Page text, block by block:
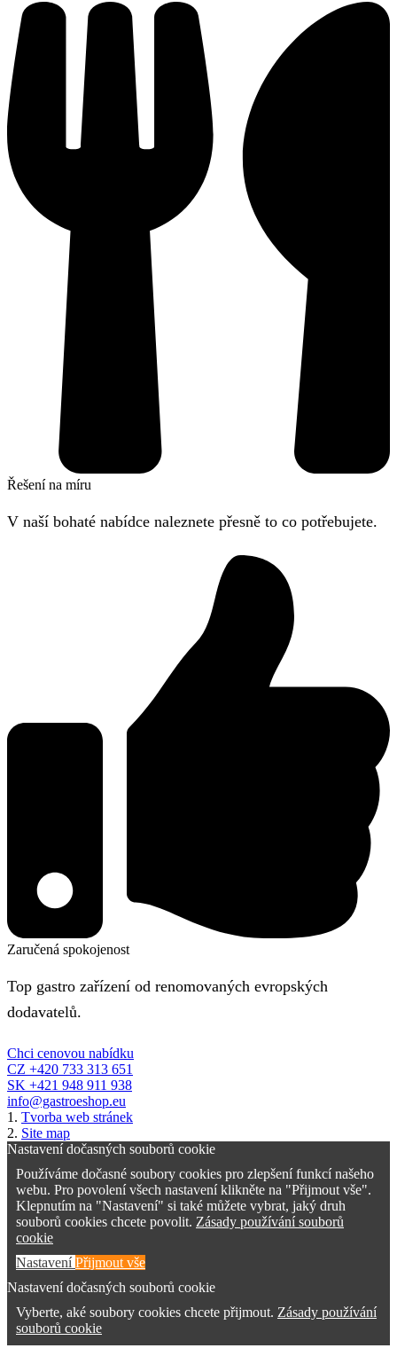
Řešení na míru
V naší bohaté nabídce naleznete přesně to co potřebujete.
Zaručená spokojenost
Top gastro zařízení od renomovaných evropských
dodavatelů.
Chci cenovou nabídku
CZ +420 733 313 651
SK +421 948 911 938
info@gastroeshop.eu
1. Tvorba web stránek
2. Site map
Nastavení dočasných souborů cookie
Používáme dočasné soubory cookies pro zlepšení funkcí našeho
webu. Pro povolení všech nastavení klikněte na "Přijmout vše".
Klepnutím na "Nastavení" si také můžete vybrat, jaký druh
souborů cookies chcete povolit. Zásady používání souborů
cookie
NastaveníPřijmout vše
Nastavení dočasných souborů cookie
Vyberte, aké soubory cookies chcete přijmout. Zásady používání
souborů cookie